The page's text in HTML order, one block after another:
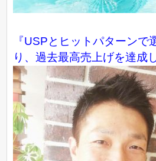
『USPとヒットパターンで
り、過去最高売上げを達成